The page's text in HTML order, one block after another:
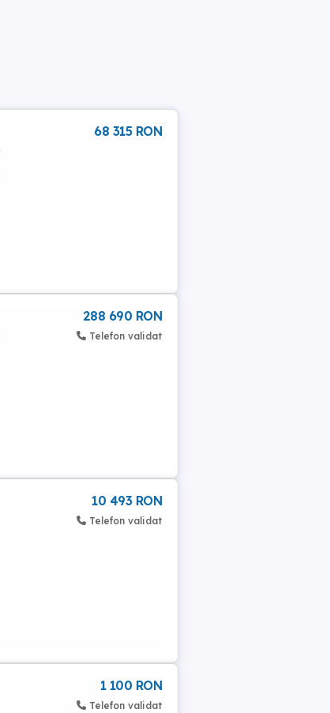
68 315 RON
288 690 RON
Telefon validat
10 493 RON
Telefon validat
1 100 RON
Telefon validat